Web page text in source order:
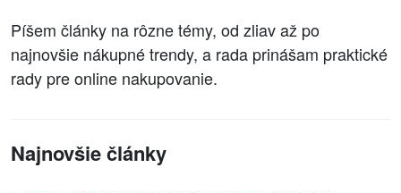
Píšem články na rôzne témy, od zliav až po
najnovšie nákupné trendy, a rada prinášam praktické
rady pre online nakupovanie.
Najnovšie články